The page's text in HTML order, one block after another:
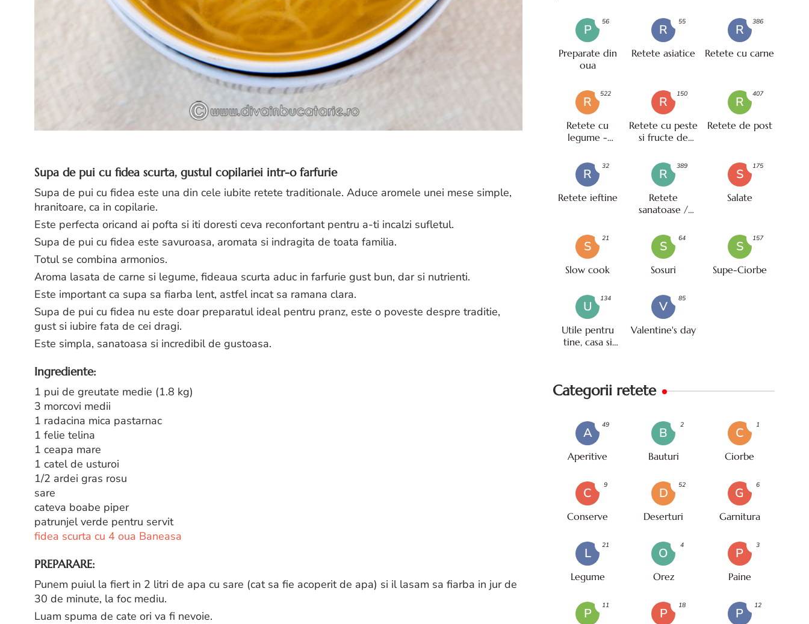
Supa de pui cu fidea scurta, gustul copilariei intr-o farfurie
Supa de pui cu fidea este una din cele iubite retete traditionale. Aduce aromele unei mese simple,
hranitoare, ca in copilarie.
Este perfecta oricand ai pofta si iti doresti ceva reconfortant pentru a-ti incalzi sufletul.
Supa de pui cu fidea este savuroasa, aromata si indragita de toata familia.
Totul se combina armonios.
Aroma lasata de carne si legume, fideaua scurta aduc in farfurie gust bun, dar si nutrienti.
Este important ca supa sa fiarba lent, astfel incat sa ramana clara.
Supa de pui cu fidea nu este doar preparatul ideal pentru pranz, este o poveste despre traditie,
gust si iubire fata de cei dragi.
Este simpla, sanatoasa si incredibil de gustoasa.
Ingrediente:
1 pui de greutate medie (1.8 kg)
3 morcovi medii
1 radacina mica pastarnac
1 felie telina
1 ceapa mare
1 catel de usturoi
1/2 ardei gras rosu
sare
cateva boabe piper
patrunjel verde pentru servit
fidea scurta cu 4 oua Baneasa
PREPARARE:
Punem puiul la fiert in 2 litri de apa cu sare (cat sa fie acoperit de apa) si il lasam sa fiarba in jur de
30 de minute, la foc mediu.
Luam spuma de cate ori va fi nevoie.
P
Preparate din
oua
56
R
Retete asiatice
55
R
Retete cu carne
386
R
Retete cu
legume -
522
R
Retete cu peste
si fructe de
150
R
Retete de post
407
R
Retete ieftine
32
R
Retete
sanatoase /
389
S
Salate
175
S
Slow cook
21
S
Sosuri
64
S
Supe-Ciorbe
157
U
Utile pentru
tine, casa si
134
V
Valentine's day
85
Categorii retete
A
Aperitive
49
B
Bauturi
2
C
Ciorbe
1
C
Conserve
9
D
Deserturi
52
G
Garnitura
6
L
Legume
21
O
Orez
4
P
Paine
3
P
11
P
18
P
12